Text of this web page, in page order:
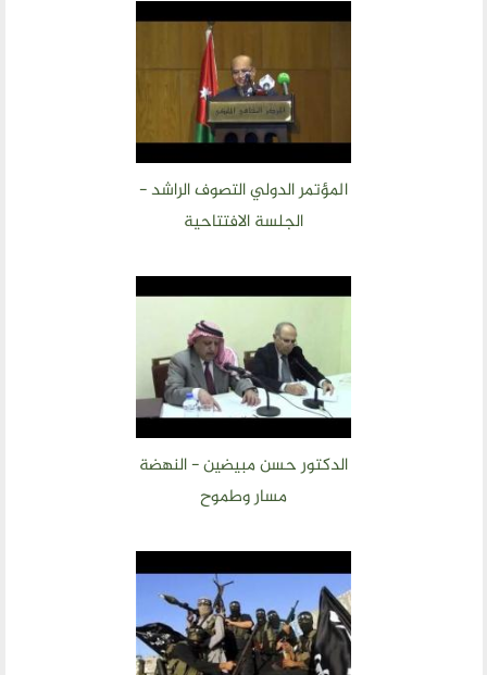
المؤتمر الدولي التصوف الراشد -
الجلسة الافتتاحية
الدكتور حسن مبيضين - النهضة
مسار وطموح